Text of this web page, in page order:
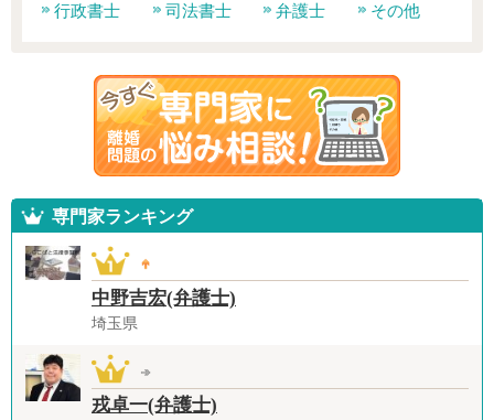
行政書士 司法書士 弁護士 その他
専門家ランキング
中野吉宏(弁護士)
埼玉県
戎卓一(弁護士)